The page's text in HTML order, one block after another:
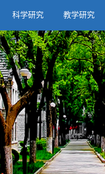
科学研究 教学研究